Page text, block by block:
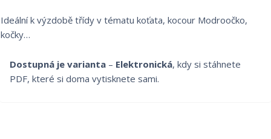
Ideální k výzdobě třídy v tématu koťata, kocour Modroočko,
kočky…
Dostupná je varianta – Elektronická, kdy si stáhnete
PDF, které si doma vytisknete sami.